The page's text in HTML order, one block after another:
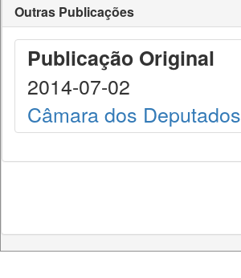
Outras Publicações
Publicação Original
2014-07-02
Câmara dos Deputados